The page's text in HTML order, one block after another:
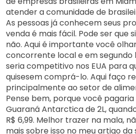
atender a comunidade de
As pessoas já conhecem seus
venda é mais fácil. Pode ser que
não. Aqui é importante você
concorrente local e em segundo
seria competitivo nos EUA para
quisesem comprá-lo. Aqui faço
principalmente ao setor de
Pense bem, porque você pagaria
Guaraná Antarctica de 2L,
R$ 6,99. Melhor trazer na mala,
mais sobre isso no meu artigo da